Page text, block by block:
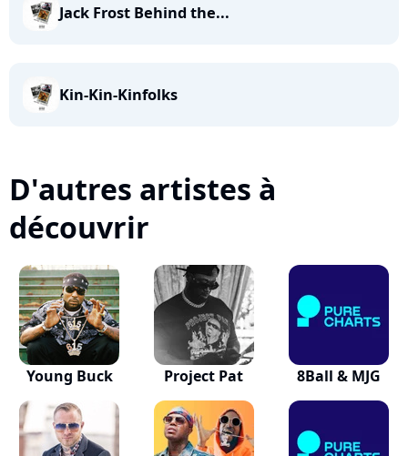
Jack Frost Behind the...
Kin-Kin-Kinfolks
D'autres artistes à
découvrir
Young Buck Project Pat 8Ball & MJG